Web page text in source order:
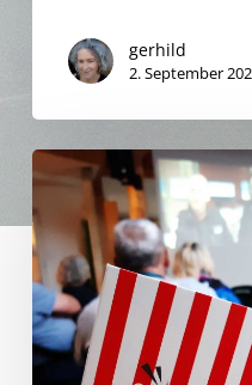
gerhild
2. September
Alles
außer
gewöhnlich